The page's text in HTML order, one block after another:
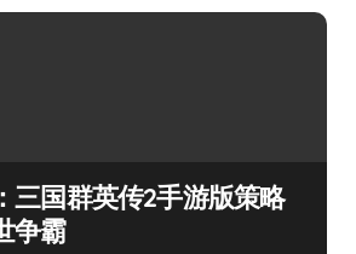
三国群英传2手游版策略
争霸